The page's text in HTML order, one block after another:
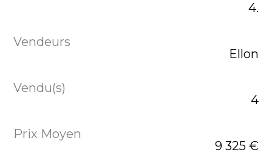
4.
Ellon
4
9 325 €